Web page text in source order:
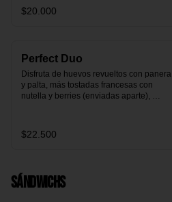
hecha en casa, un mini brownie y galleta
de avena para compartir.
$20.000
Perfect Duo
Disfruta de huevos revueltos con panera
y palta, más tostadas francesas con
nutella y berries (enviadas aparte),
mermelada de arándanos y granola
hecha en casa.
$22.500
Sándwichs